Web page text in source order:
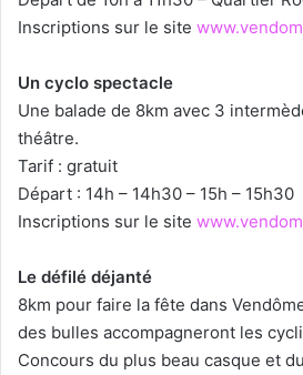
Inscriptions sur le site
Un cyclo spectacle
Une balade de 8km avec 3
théâtre.
Tarif : gratuit
Départ : 14h – 14h30 – 15h – 15h30
Inscriptions sur le site
Le défilé déjanté
8km pour faire la fête dans
des bulles accompagneront les
Concours du plus beau casque et